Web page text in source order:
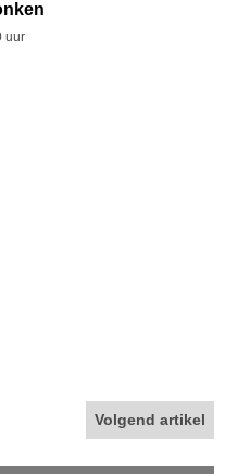
uur
Volgend artikel